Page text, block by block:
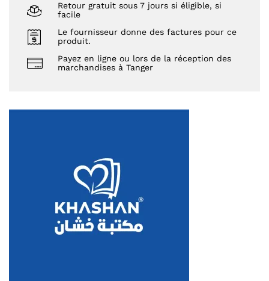
Retour gratuit sous 7 jours si éligible, si
facile
Le fournisseur donne des factures pour ce
produit.
Payez en ligne ou lors de la réception des
marchandises à Tanger